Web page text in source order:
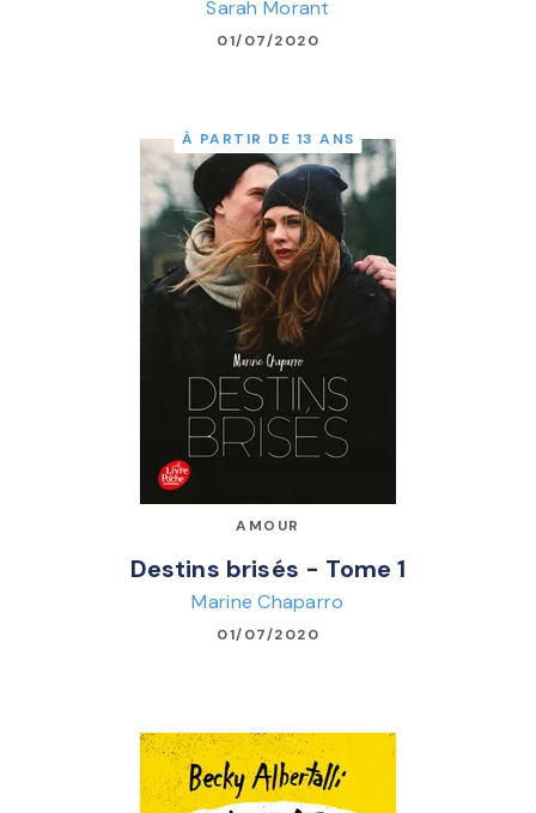
Sarah Morant
01/07/2020
À PARTIR DE 13 ANS
AMOUR
Destins brisés - Tome 1
Marine Chaparro
01/07/2020